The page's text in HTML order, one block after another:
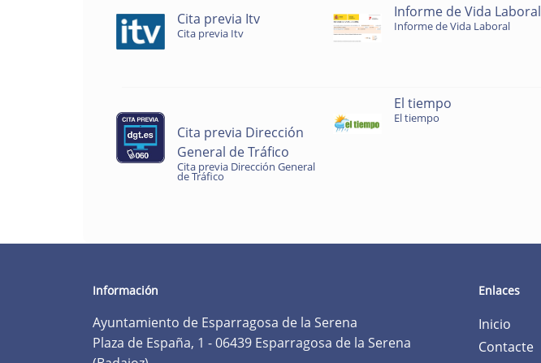
Cita previa Itv
Cita previa Itv
Informe de Vida Laboral
Informe de Vida Laboral
Cita previa Dirección
General de Tráfico
Cita previa Dirección General
de Tráfico
El tiempo
El tiempo
Información
Ayuntamiento de Esparragosa de la Serena
Plaza de España, 1 - 06439 Esparragosa de la Serena
Enlaces
Inicio
Contacte